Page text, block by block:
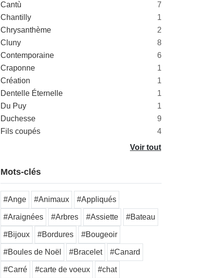
Cantù
7
Chantilly
1
Chrysanthème
2
Cluny
8
Contemporaine
6
Craponne
1
Création
1
Dentelle Éternelle
1
Du Puy
1
Duchesse
9
Fils coupés
4
Voir tout
Mots-clés
#Ange #Animaux #Appliqués
#Araignées #Arbres #Assiette #Bateau
#Bijoux #Bordures #Bougeoir
#Boules de Noël #Bracelet #Canard
#Carré #carte de voeux #chat